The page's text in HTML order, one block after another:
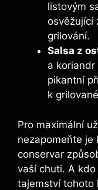
listovým
osvěžující
grilování.
Salsa z
a
pikantní
k
Pro maximální
nezapomeňte je
conservar
vaší chuti. A
tajemství tohoto